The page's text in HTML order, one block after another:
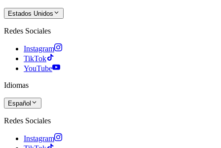
Estados Unidos
Redes Sociales
Instagram
TikTok
YouTube
Idiomas
Español
Redes Sociales
Instagram